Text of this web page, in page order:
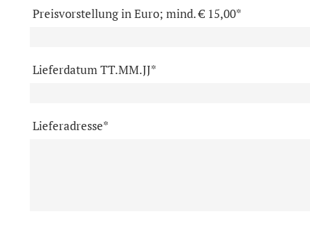
Preisvorstellung in Euro; mind. € 15,00*
Lieferdatum TT.MM.JJ*
Lieferadresse*